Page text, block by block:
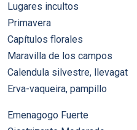
Lugares incultos
Primavera
Capítulos florales
Maravilla de los campos
Calendula silvestre, llevagat
Erva-vaqueira, pampillo
Emenagogo Fuerte